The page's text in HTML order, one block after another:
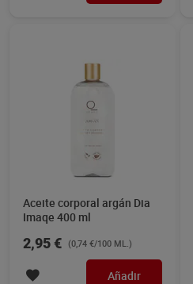
Aceite corporal argán Dia
Imaqe 400 ml
2,95 € (0,74 €/100 ML.)
Añadir